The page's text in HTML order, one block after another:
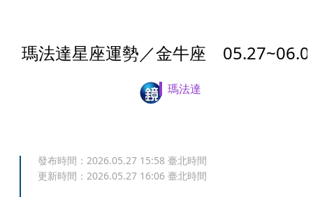
瑪法達星座運勢／金牛座
瑪法達
發布時間： 2026.05.27 15:58 臺北時間
更新時間： 2026.05.27 16:06 臺北時間